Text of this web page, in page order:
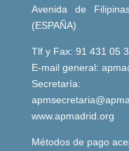
Avenida de
(ESPAÑA)
Tlf y Fax: 91 431 05
E-mail general:
Secretaría:
www.apmadrid.org
Métodos de pago